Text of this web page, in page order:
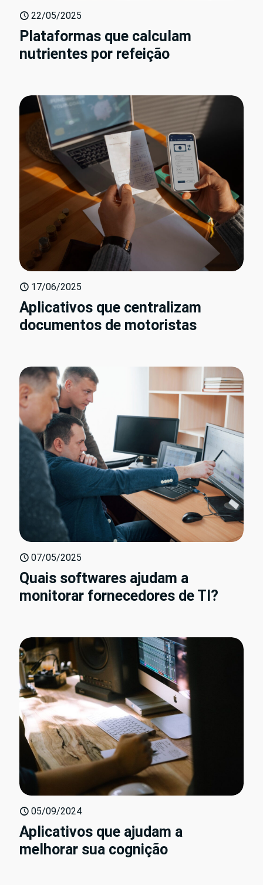
22/05/2025
Plataformas que calculam
nutrientes por refeição
17/06/2025
Aplicativos que centralizam
documentos de motoristas
07/05/2025
Quais softwares ajudam a
monitorar fornecedores de TI?
05/09/2024
Aplicativos que ajudam a
melhorar sua cognição